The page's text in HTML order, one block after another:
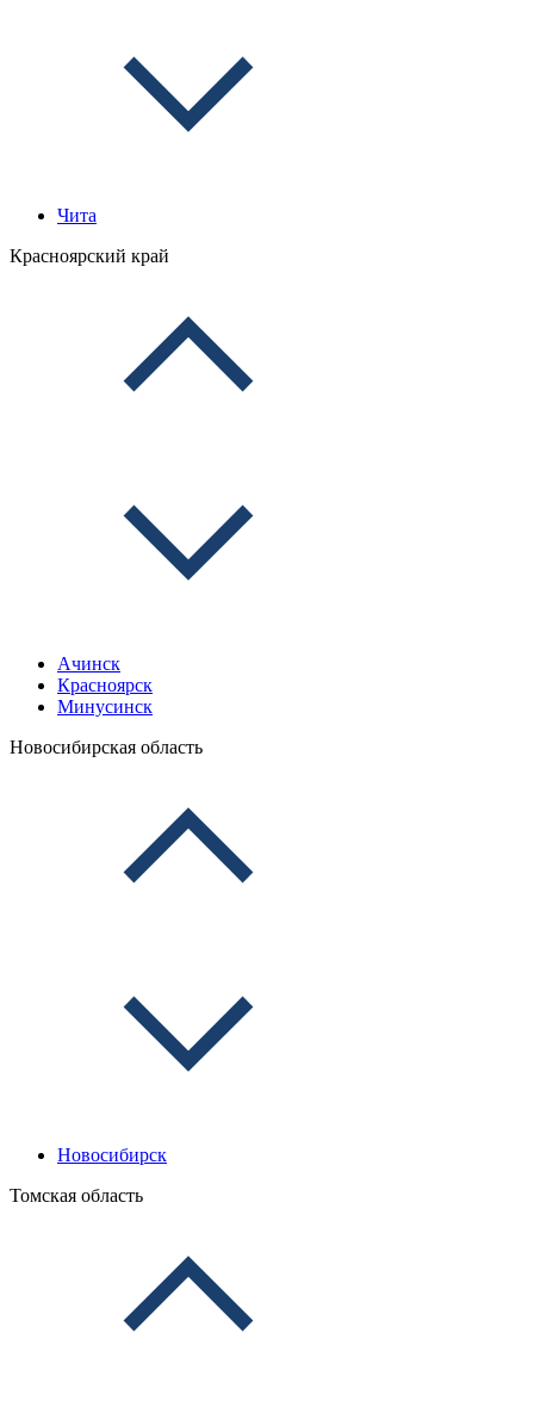
Чита
Красноярский край
Ачинск
Красноярск
Минусинск
Новосибирская область
Новосибирск
Томская область